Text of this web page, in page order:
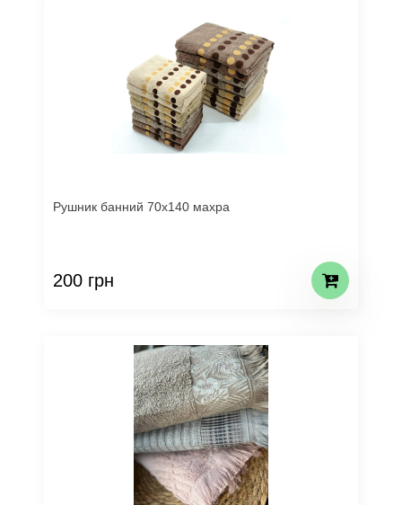
Рушник банний 70х140 махра
200 грн